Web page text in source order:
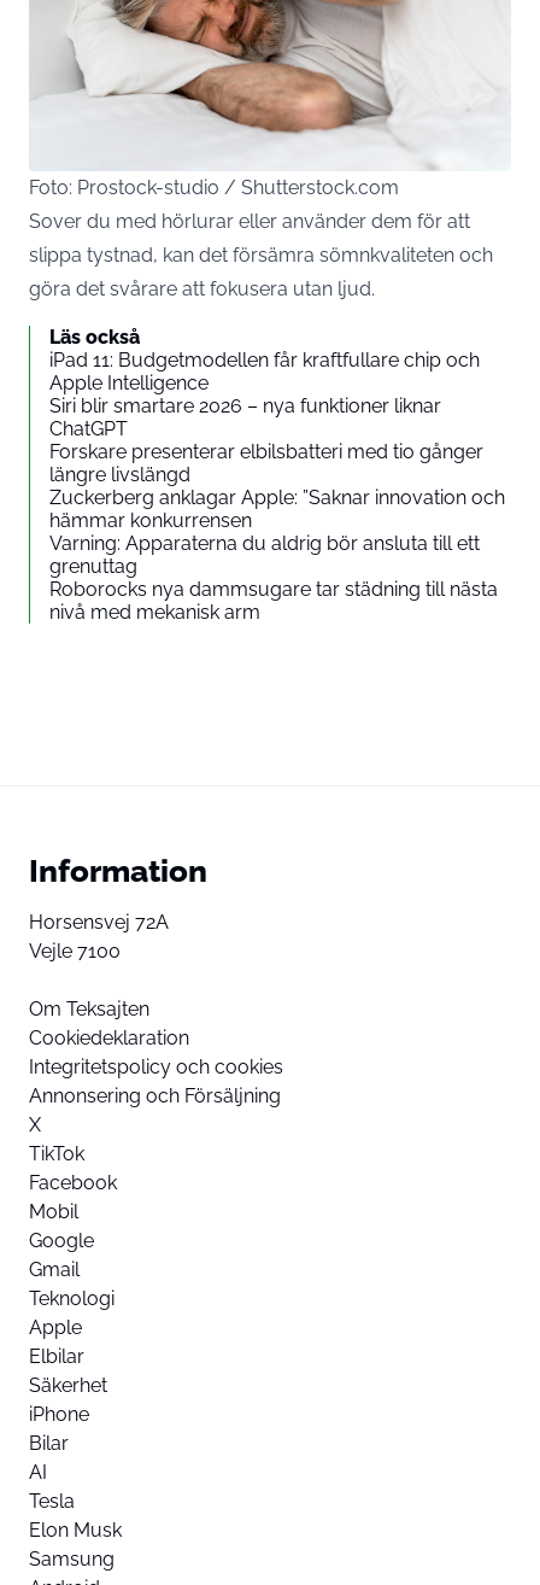
Foto: Prostock-studio / Shutterstock.com
Sover du med hörlurar eller använder dem för att
slippa tystnad, kan det försämra sömnkvaliteten och
göra det svårare att fokusera utan ljud.
Läs också
iPad 11: Budgetmodellen får kraftfullare chip och
Apple Intelligence
Siri blir smartare 2026 – nya funktioner liknar
ChatGPT
Forskare presenterar elbilsbatteri med tio gånger
längre livslängd
Zuckerberg anklagar Apple: ”Saknar innovation och
hämmar konkurrensen
Varning: Apparaterna du aldrig bör ansluta till ett
grenuttag
Roborocks nya dammsugare tar städning till nästa
nivå med mekanisk arm
Information
Horsensvej 72A
Vejle 7100
Om Teksajten
Cookiedeklaration
Integritetspolicy och cookies
Annonsering och Försäljning
X
TikTok
Facebook
Mobil
Google
Gmail
Teknologi
Apple
Elbilar
Säkerhet
iPhone
Bilar
AI
Tesla
Elon Musk
Samsung